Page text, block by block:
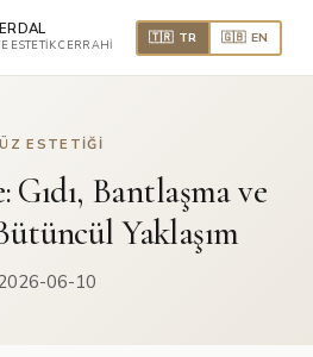
ESTETIK CERRAHI 🇹🇷 TR 🇬🇧 EN
ESTETIĞI
Gıdı, Bantlaşma ve
Yaklaşım
06-10